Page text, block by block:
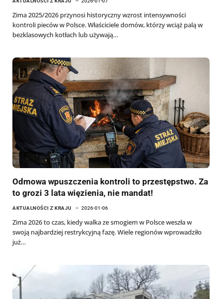
Zima 2025/2026 przynosi historyczny wzrost intensywności
kontroli pieców w Polsce. Właściciele domów, którzy wciąż palą w
bezklasowych kotłach lub używają…
Odmowa wpuszczenia kontroli to przestępstwo. Za
to grozi 3 lata więzienia, nie mandat!
AKTUALNOŚCI Z KRAJU 2026-01-06
Zima 2026 to czas, kiedy walka ze smogiem w Polsce weszła w
swoją najbardziej restrykcyjną fazę. Wiele regionów wprowadziło
już…